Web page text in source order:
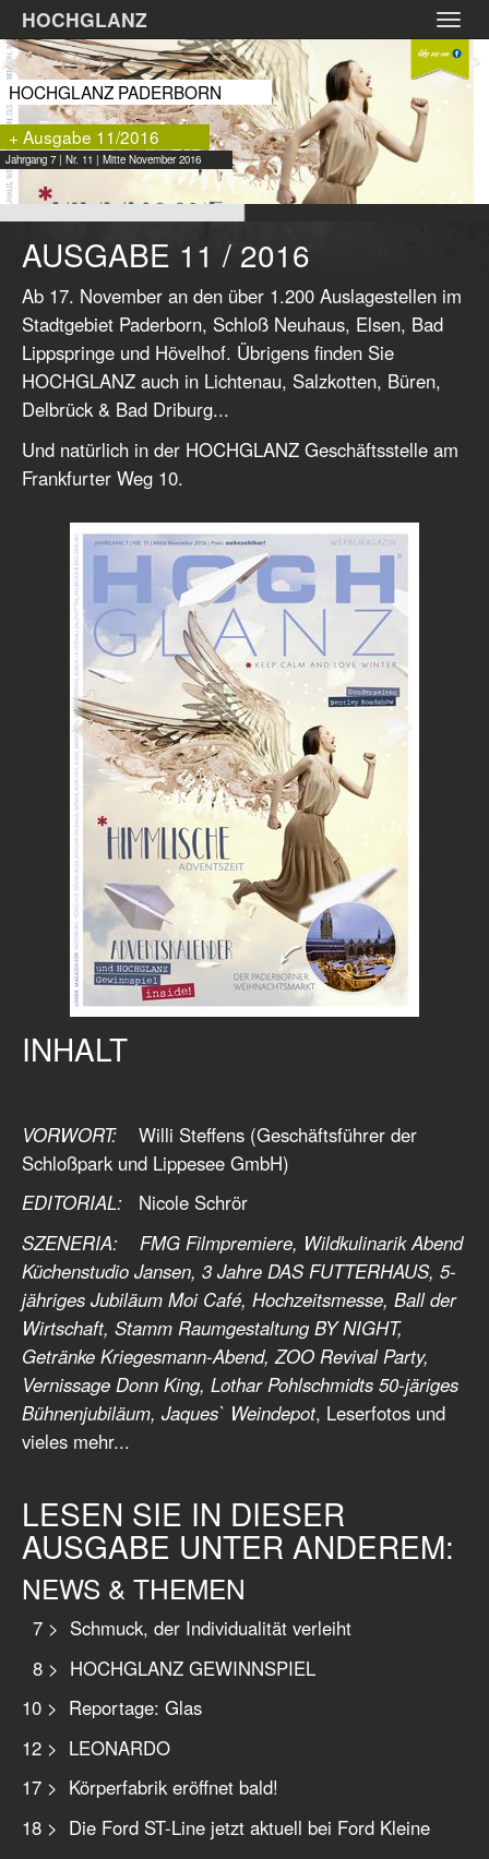
Zum
Hauptinhalt
springen
HOCHGLANZ
HOCHGLANZ PADERBORN
+ Ausgabe 11/2016
Jahrgang 7 | Nr. 11 | Mitte November 2016
AUSGABE 11 / 2016
Ab 17. November an den über 1.200 Auslagestellen im
Stadtgebiet Paderborn, Schloß Neuhaus, Elsen, Bad
Lippspringe und Hövelhof. Übrigens finden Sie
HOCHGLANZ auch in Lichtenau, Salzkotten, Büren,
Delbrück & Bad Driburg...
Und natürlich in der HOCHGLANZ Geschäftsstelle am
Frankfurter Weg 10.
INHALT
VORWORT:
Willi Steffens (Geschäftsführer der
Schloßpark und Lippesee GmbH)
EDITORIAL: Nicole Schrör
SZENERIA: FMG Filmpremiere, Wildkulinarik Abend
Küchenstudio Jansen, 3 Jahre DAS FUTTERHAUS, 5-
jähriges Jubiläum Moi Café, Hochzeitsmesse, Ball der
Wirtschaft, Stamm Raumgestaltung BY NIGHT,
Getränke Kriegesmann-Abend, ZOO Revival Party,
Vernissage Donn King, Lothar Pohlschmidts 50-järiges
Bühnenjubiläum, Jaques` Weindepot, Leserfotos und
vieles mehr...
LESEN SIE IN DIESER
AUSGABE UNTER ANDEREM:
NEWS & THEMEN
7 > Schmuck, der Individualität verleiht
8 > HOCHGLANZ GEWINNSPIEL
10 > Reportage: Glas
12 > LEONARDO
17 > Körperfabrik eröffnet bald!
18 > Die Ford ST-Line jetzt aktuell bei Ford Kleine